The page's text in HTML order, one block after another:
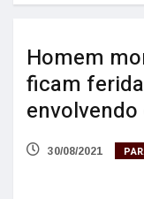
Homem
ficam
30/08/2021